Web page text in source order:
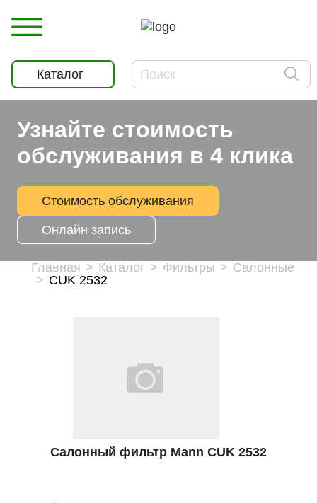
Каталог
Узнайте стоимость
обслуживания в 4 клика
Стоимость обслуживания
Онлайн запись
Главная Каталог Фильтры
Салонные
CUK 2532
Салонный фильтр Mann CUK 2532